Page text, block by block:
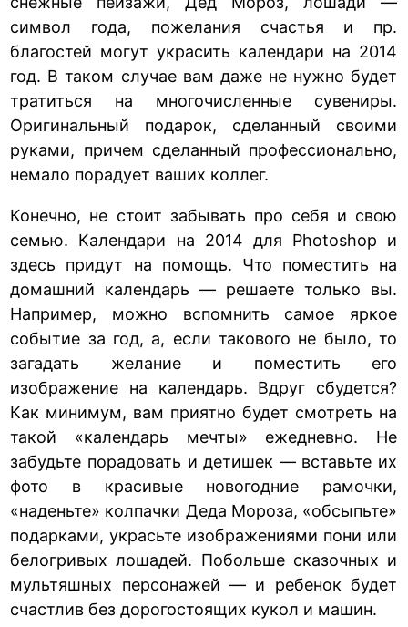
символ года, пожелания счастья и пр.
благостей могут украсить календари на 2014
год. В таком случае вам даже не нужно будет
тратиться на многочисленные сувениры.
Оригинальный подарок, сделанный своими
руками, причем сделанный профессионально,
немало порадует ваших коллег.
Конечно, не стоит забывать про себя и свою
семью. Календари на 2014 для Photoshop и
здесь придут на помощь. Что поместить на
домашний календарь — решаете только вы.
Например, можно вспомнить самое яркое
событие за год, а, если такового не было, то
загадать желание и поместить его
изображение на календарь. Вдруг сбудется?
Как минимум, вам приятно будет смотреть на
такой «календарь мечты» ежедневно. Не
забудьте порадовать и детишек — вставьте их
фото в красивые новогодние рамочки,
«наденьте» колпачки Деда Мороза, «обсыпьте»
подарками, украсьте изображениями пони или
белогривых лошадей. Побольше сказочных и
мультяшных персонажей — и ребенок будет
счастлив без дорогостоящих кукол и машин.